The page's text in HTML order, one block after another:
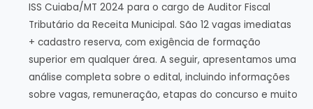
ISS Cuiaba/MT 2024 para o cargo de Auditor Fiscal
Tributário da Receita Municipal. São 12 vagas imediatas
+ cadastro reserva, com exigência de formação
superior em qualquer área. A seguir, apresentamos uma
análise completa sobre o edital, incluindo informações
sobre vagas, remuneração, etapas do concurso e muito